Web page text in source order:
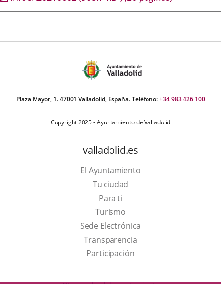
Plaza Mayor, 1. 47001 Valladolid, España. Teléfono:+34 983 426 100
Copyright 2025 - Ayuntamiento de Valladolid
valladolid.es
El Ayuntamiento
Tu ciudad
Para ti
TurismoThis
link
will
open
a
Sede Electrónica
Transparencia
Participación